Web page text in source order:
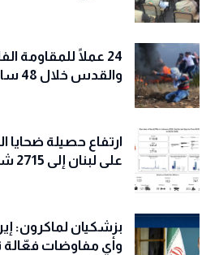
24 عملًا للمقاومة
والقدس خلال 48 ساعة
ارتفاع حصيلة ضحايا
على لبنان إلى 2715 شهيداً و8353 جريحاً
بزشكيان لماكرون:
وأي مفاوضات